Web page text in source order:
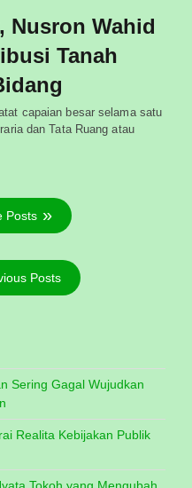
Nusron Wahid
Tanah
capaian besar selama satu
dan Tata Ruang atau
Posts
Posts
Sering Gagal Wujudkan
Realita Kebijakan Publik